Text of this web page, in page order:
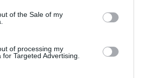
of the Sale of my
of processing my
Targeted Advertising.
a podsestav
dokumentace